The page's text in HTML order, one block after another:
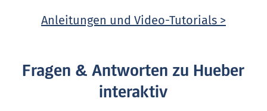
Anleitungen und Video-Tutorials >
Fragen & Antworten zu Hueber
interaktiv